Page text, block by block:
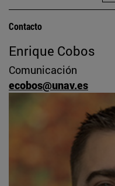
Contacto
Enrique Cobos
Comunicación
ecobos@unav.es